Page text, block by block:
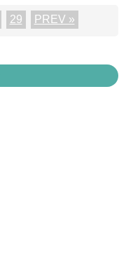
29 PREV »